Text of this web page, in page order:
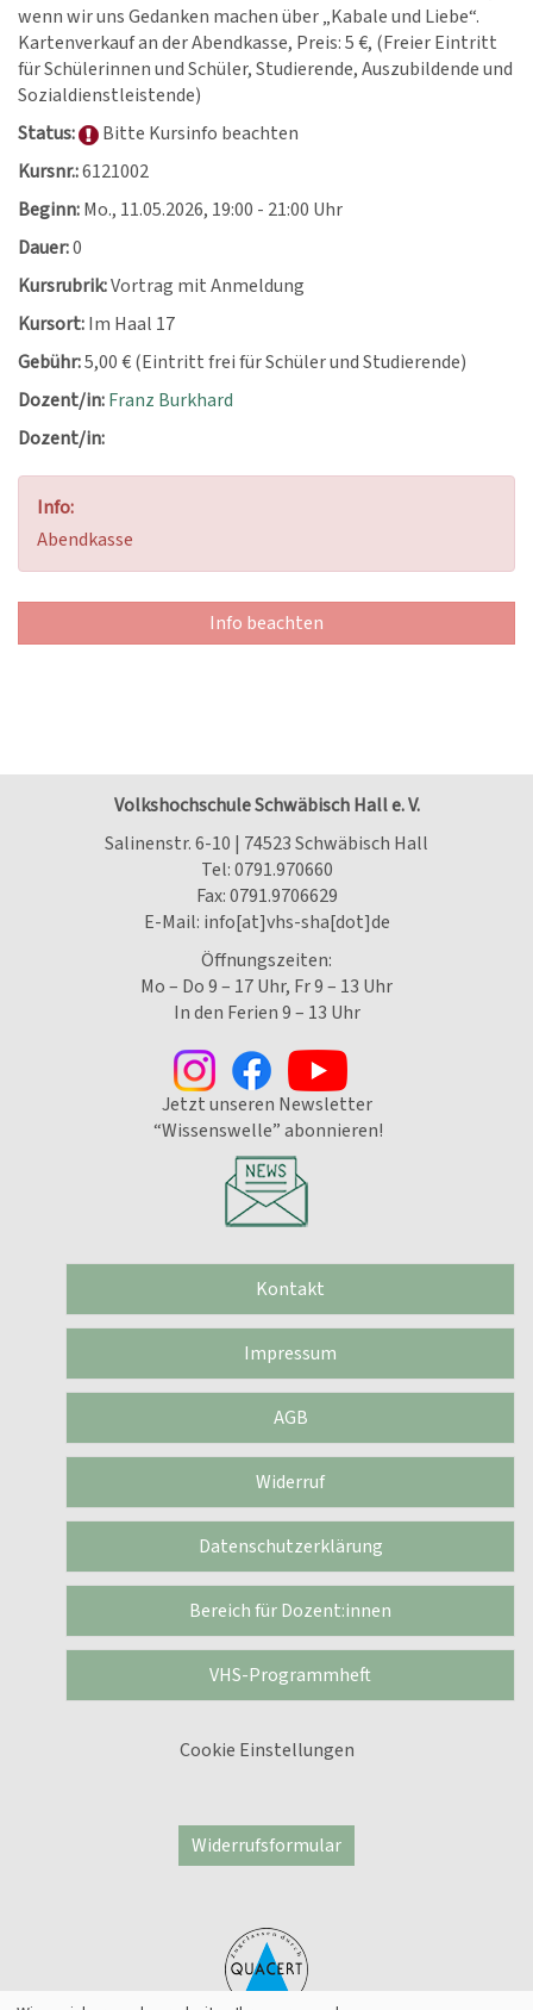
wenn wir uns Gedanken machen über „Kabale und Liebe“.
Kartenverkauf an der Abendkasse, Preis: 5 €, (Freier Eintritt
für Schülerinnen und Schüler, Studierende, Auszubildende und
Sozialdienstleistende)
Status:
Bitte Kursinfo beachten
Kursnr.:6121002
Beginn:Mo., 11.05.2026, 19:00 - 21:00 Uhr
Dauer:0
Kursrubrik:Vortrag mit Anmeldung
Kursort:Im Haal 17
Gebühr:5,00 € (Eintritt frei für Schüler und Studierende)
Dozent/in:Franz Burkhard
Dozent/in:
Info:
Abendkasse
Info beachten
Volkshochschule Schwäbisch Hall e. V.
Salinenstr. 6-10 | 74523 Schwäbisch Hall
Tel:0791.970660
Fax: 0791.9706629
E-Mail: info[at]vhs-sha[dot]de
Öffnungszeiten:
Mo – Do 9 – 17 Uhr, Fr 9 – 13 Uhr
In den Ferien 9 – 13 Uhr
Jetzt unseren Newsletter
“Wissenswelle” abonnieren!
Kontakt
Impressum
AGB
Widerruf
Datenschutzerklärung
Bereich für Dozent:innen
VHS-Programmheft
Cookie Einstellungen
Widerrufsformular